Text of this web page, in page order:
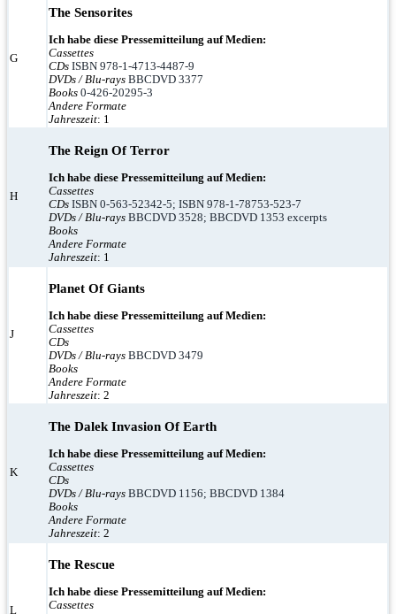
G
The Sensorites
Ich habe diese Pressemitteilung auf Medien:
Cassettes
CDs ISBN 978-1-4713-4487-9
DVDs / Blu-rays BBCDVD 3377
Books 0-426-20295-3
Andere Formate
Jahreszeit: 1
H
The Reign Of Terror
Ich habe diese Pressemitteilung auf Medien:
Cassettes
CDs ISBN 0-563-52342-5; ISBN 978-1-78753-523-7
DVDs / Blu-rays BBCDVD 3528; BBCDVD 1353 excerpts
Books
Andere Formate
Jahreszeit: 1
J
Planet Of Giants
Ich habe diese Pressemitteilung auf Medien:
Cassettes
CDs
DVDs / Blu-rays BBCDVD 3479
Books
Andere Formate
Jahreszeit: 2
K
The Dalek Invasion Of Earth
Ich habe diese Pressemitteilung auf Medien:
Cassettes
CDs
DVDs / Blu-rays BBCDVD 1156; BBCDVD 1384
Books
Andere Formate
Jahreszeit: 2
L
The Rescue
Ich habe diese Pressemitteilung auf Medien:
Cassettes